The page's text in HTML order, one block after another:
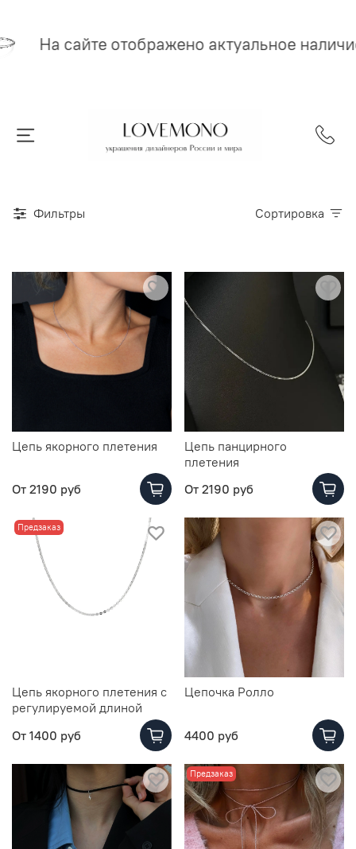
На сайте отображено актуальное
Фильтры Сортировка
Цепь якорного плетения
От 2190 руб
Цепь панцирного
плетения
От 2190 руб
Предзаказ
Цепь якорного плетения с
регулируемой длиной
От 1400 руб
Цепочка Ролло
4400 руб
Предзаказ